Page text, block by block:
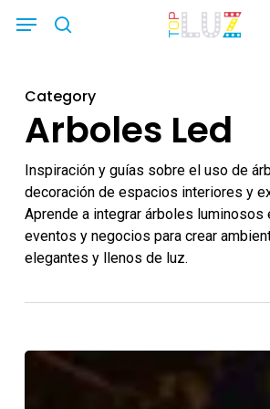
Aviso: Los pedidos realizados
partir del 1 de septiembre. Gracias
¡FELIZ VERANO!
content
Menu
Category
Arboles Led
Inspiración y guías sobre el uso de
decoración de espacios interiores y
Aprende a integrar árboles luminosos
eventos y negocios para crear
elegantes y llenos de luz.
Decoración